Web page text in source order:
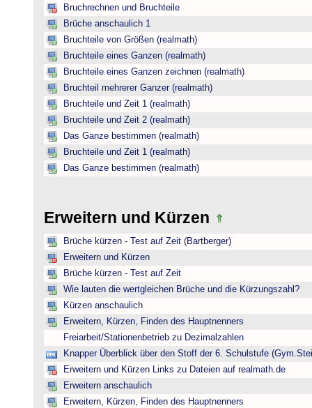
Bruchrechnen und Bruchteile
Brüche anschaulich 1
Bruchteile von Größen (realmath)
Bruchteile eines Ganzen (realmath)
Bruchteile eines Ganzen zeichnen (realmath)
Bruchteil mehrerer Ganzer (realmath)
Bruchteile und Zeit 1 (realmath)
Bruchteile und Zeit 2 (realmath)
Das Ganze bestimmen (realmath)
Bruchteile und Zeit 1 (realmath)
Das Ganze bestimmen (realmath)
Erweitern und Kürzen
Brüche kürzen - Test auf Zeit (Bartberger)
Erweitern und Kürzen
Brüche kürzen - Test auf Zeit
Wie lauten die wertgleichen Brüche und die Kürzungszahl?
Kürzen anschaulich
Erweitern, Kürzen, Finden des Hauptnenners
Freiarbeit/Stationenbetrieb zu Dezimalzahlen
Knapper Überblick über den Stoff der 6. Schulstufe
Erweitern und Kürzen Links zu Dateien auf realmath.de
Erweitern anschaulich
Erweitern, Kürzen, Finden des Hauptnenners